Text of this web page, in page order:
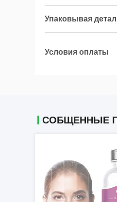
Упаковывая
Условия оплаты